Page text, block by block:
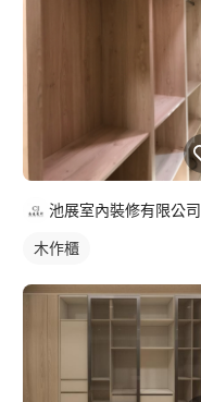
池展室內裝修有限公司
木作櫃